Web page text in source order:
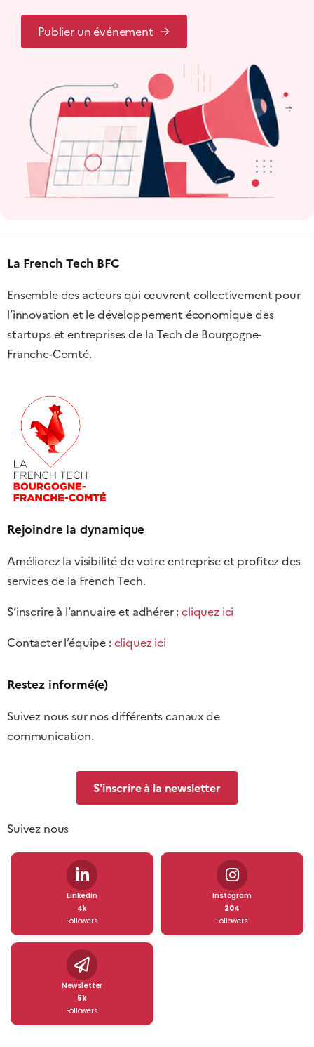
Publier un événement
La French Tech BFC
Ensemble des acteurs qui œuvrent collectivement pour
l’innovation et le développement économique des
startups et entreprises de la Tech de Bourgogne-
Franche-Comté.
Rejoindre la dynamique
Améliorez la visibilité de votre entreprise et profitez des
services de la French Tech.
S’inscrire à l’annuaire et adhérer :cliquez ici
Contacter l’équipe : cliquez ici
Restez informé(e)
Suivez nous sur nos différents canaux de
communication.
S'inscrire à la newsletter
Suivez nous
Linkedin
4k
Followers
Instagram
204
Followers
Newsletter
5k
Followers